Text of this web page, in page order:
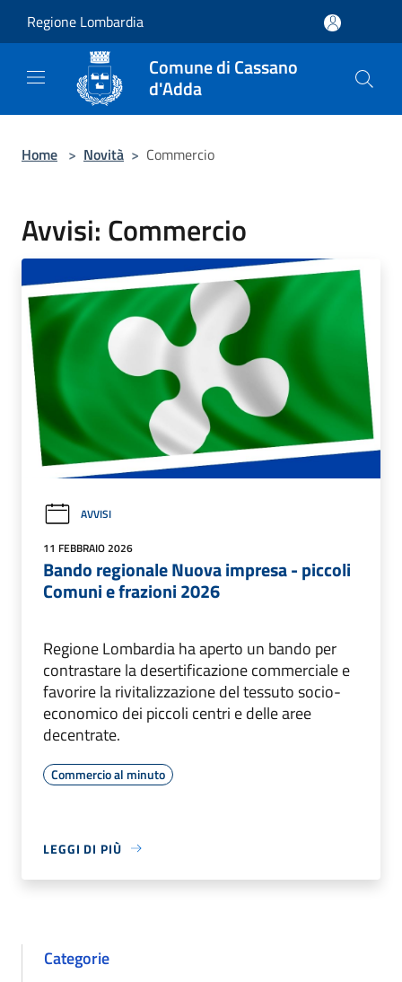
Regione Lombardia
Comune di Cassano
d'Adda
Home > Novità > Commercio
Avvisi: Commercio
AVVISI
11 FEBBRAIO 2026
Bando regionale Nuova impresa - piccoli
Comuni e frazioni 2026
Regione Lombardia ha aperto un bando per
contrastare la desertificazione commerciale e
favorire la rivitalizzazione del tessuto socio-
economico dei piccoli centri e delle aree
decentrate.
Commercio al minuto
LEGGI DI PIÙ
Categorie